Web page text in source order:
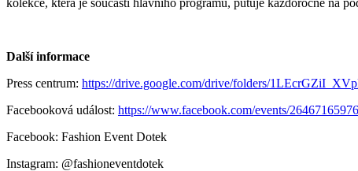
Další informace
Press centrum: https://drive.google.com/drive/folders/
Facebooková událost: https://www.facebook.com/events/
Facebook: Fashion Event Dotek
Instagram: @fashioneventdotek